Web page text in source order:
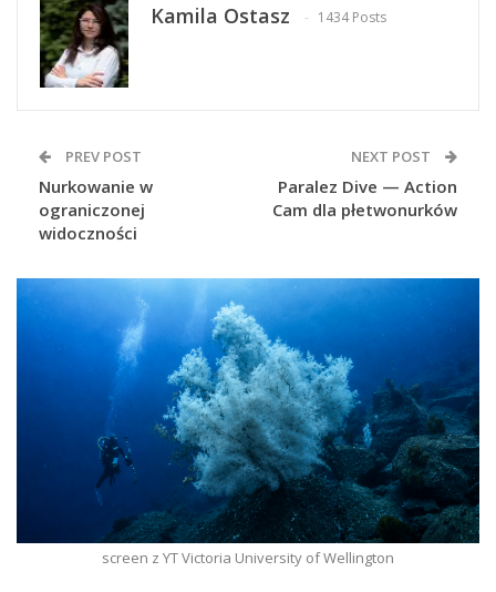
Kamila Ostasz 1434 Posts
PREV POST
Nurkowanie w
ograniczonej
widoczności
NEXT POST
Paralez Dive — Action
Cam dla płetwonurków
screen z YT Victoria University of Wellington